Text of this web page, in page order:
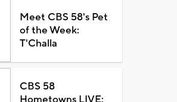
Meet CBS 58's Pet
of the Week:
T'Challa
CBS 58